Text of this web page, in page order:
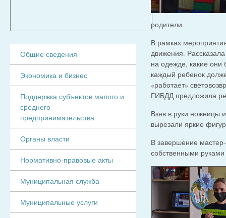
родители.
В рамках
движения.
на одежде, какие они
каждый ребенок
«работает»
ГИБДД предложила
Взяв в руки ножницы
вырезали яркие
В завершение
собственными
Общие сведения
Экономика и бизнес
Поддержка субъектов малого и
среднего
предпринимательства
Органы власти
Нормативно-правовые акты
Муниципальная служба
Муниципальные услуги